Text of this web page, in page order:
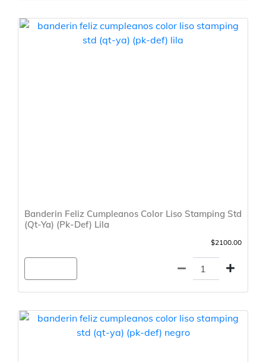
Banderin Feliz Cumpleanos Color Liso Stamping Std
(Qt-Ya) (Pk-Def) Lila
$2100.00